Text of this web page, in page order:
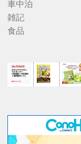
車中泊
雑記
食品